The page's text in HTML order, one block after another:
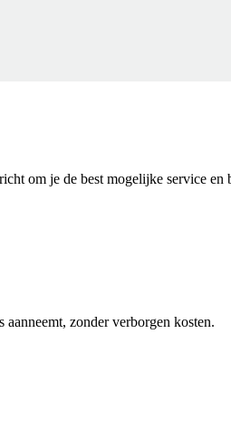
om je de best mogelijke service en
zonder verborgen kosten.